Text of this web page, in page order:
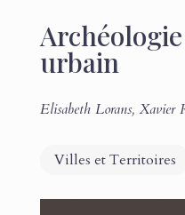
Archéologie
urbain
Elisabeth Lorans, Xavier
Villes et Territoires